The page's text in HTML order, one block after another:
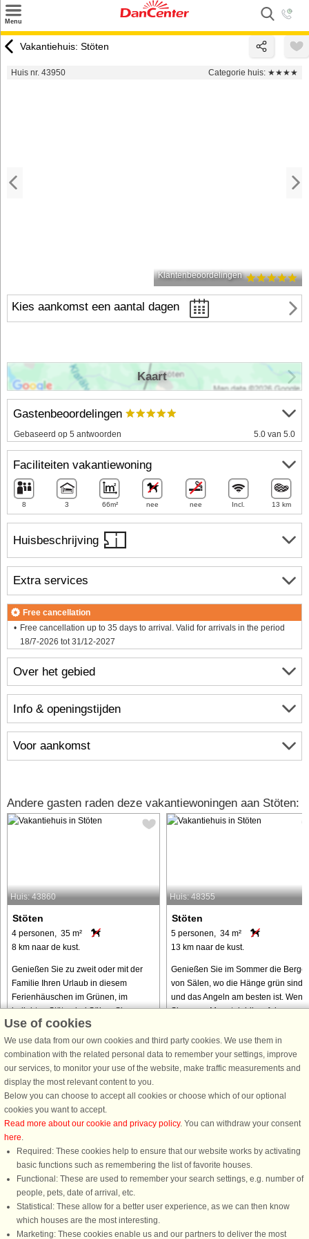
Menu
Inspiratie
Vakantiehuis: Stöten
Huis nr. 43950 Categorie huis: ★★★★
Klantenbeoordelingen
Kies aankomst een aantal dagen
Huisbeschrijving
Over het gebied
Info & openingstijden
Voor aankomst
Gastenbeoordelingen
Gebaseerd op 5 antwoorden 5.0 van 5.0
Faciliteiten vakantiewoning
8 3 66m² nee nee Incl. 13 km
Extra services
Free cancellation
Free cancellation up to 35 days to arrival. Valid for arrivals in the period
18/7-2026 tot 31/12-2027
Kaart
Andere gasten raden deze vakantiewoningen aan Stöten:
Huis: 43860
Stöten
4 personen, 35 m²
8 km naar de kust.
Genießen Sie zu zweit oder mit der
Familie Ihren Urlaub in diesem
Ferienhäuschen im Grünen, im
beliebten Stöten bei Sälen. Sie
wohnen hier mit Nähe zum Angeln,
Wandern, Bergerlebnissen oder
Baden in einem ...
van € 353
Huis: 48355
Stöten
5 personen, 34 m²
13 km naar de kust.
Genießen Sie im Sommer die Berge
von Sälen, wo die Hänge grün sind
und das Angeln am besten ist. Wenn
Sie gerne Mountainbiken fahren,
asphaltierte Radwege zu entdecken.
Stöten ...
van € 267
DanCenter A/S - Kronprinsensgade 3, 2. - 1114 København K - Danmark
Tel.: +45 70 13 00 00 - Fax.: +45 70 13 70 70 - CVR: 67324013
Danske Bank Copenhagen - IBAN: DK35 3000 4073 0424 53 - BIC/Swift Code :
DABADKKK
Use of cookies
We use data from our own cookies and third party cookies. We use them in
combination with the related personal data to remember your settings, improve
our services, to monitor your use of the website, make traffic measurements and
display the most relevant content to you.
Below you can choose to accept all cookies or choose which of our optional
cookies you want to accept.
Read more about our cookie and privacy policy. You can withdraw your consent
here.
Required: These cookies help to ensure that our website works by activating
basic functions such as remembering the list of favorite houses.
Functional: These are used to remember your search settings, e.g. number of
people, pets, date of arrival, etc.
Statistical: These allow for a better user experience, as we can then know
which houses are the most interesting.
Marketing: These cookies enable us and our partners to deliver the most